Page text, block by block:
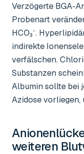
Verzögerte BGA-
Probenart
HCO₃⁻.
indirekte
verfälschen.
Substanzen
Albumin sollte bei
Azidose vorliegen,
weiteren